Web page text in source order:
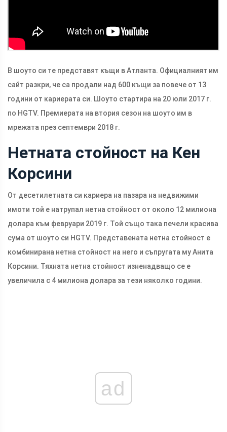
В шоуто си те представят къщи в Атланта. Официалният им
сайт разкри, че са продали над 600 къщи за повече от 13
години от кариерата си. Шоуто стартира на 20 юли 2017 г.
по HGTV. Премиерата на втория сезон на шоуто им в
мрежата през септември 2018 г.
Нетната стойност на Кен
Корсини
От десетилетната си кариера на пазара на недвижими
имоти той е натрупал нетна стойност от около 12 милиона
долара към февруари 2019 г. Той също така печели красива
сума от шоуто си HGTV. Представената нетна стойност е
комбинирана нетна стойност на него и съпругата му Анита
Корсини. Тяхната нетна стойност изненадващо се е
увеличила с 4 милиона долара за тези няколко години.
ad